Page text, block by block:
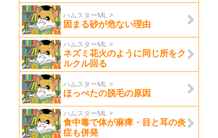
ハムスターML >
固まる砂が危ない理由
ハムスターML >
ネズミ花火のように同じ所をク
ルクル回る
ハムスターML >
ほっぺたの脱毛の原因
ハムスターML >
食中毒で体が麻痺・目と耳の炎
症も併発